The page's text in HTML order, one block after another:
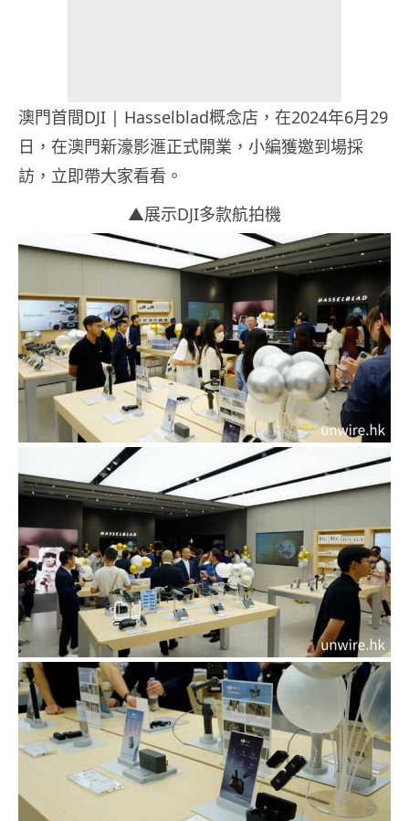
澳門首間DJI | Hasselblad概念店，在2024年6月29
日，在澳門新濠影滙正式開業，小編獲邀到場採
訪，立即帶大家看看。
▲展示DJI多款航拍機